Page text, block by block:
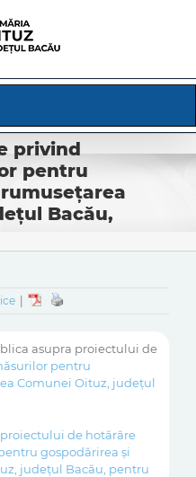
privind
pentru
Bacău,
asupra proiectului de
pentru
Comunei Oituz, județul
de hotărâre
gospodărirea și
județul Bacău, pentru